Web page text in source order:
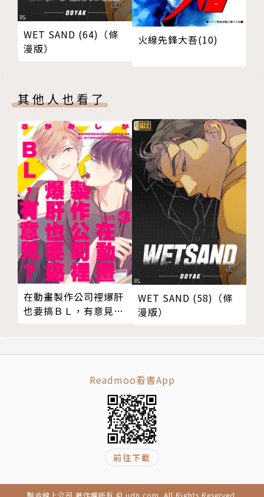
WET SAND (64)（條
漫版）
火線先鋒大吾(10)
其他人也看了
在動畫製作公司裡爆肝
也要搞ＢＬ，有意見？
WET SAND (58)（條
漫版）
Readmoo看書App
前往下載